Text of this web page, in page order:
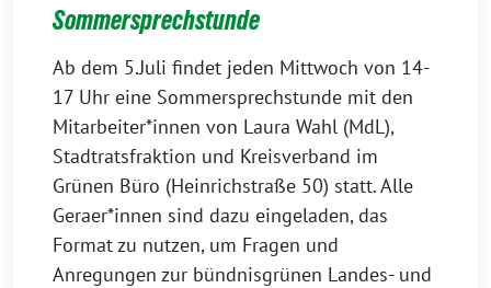
Sommersprechstunde
Ab dem 5.Juli findet jeden Mittwoch von 14-
17 Uhr eine Sommersprechstunde mit den
Mitarbeiter*innen von Laura Wahl (MdL),
Stadtratsfraktion und Kreisverband im
Grünen Büro (Heinrichstraße 50) statt. Alle
Geraer*innen sind dazu eingeladen, das
Format zu nutzen, um Fragen und
Anregungen zur bündnisgrünen Landes- und